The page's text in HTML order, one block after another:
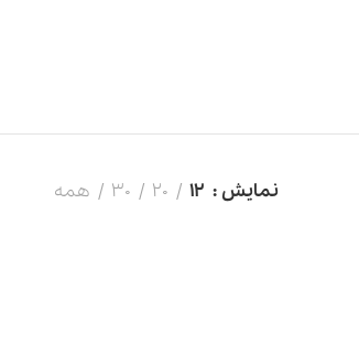
نمایش 12
20
30 همه